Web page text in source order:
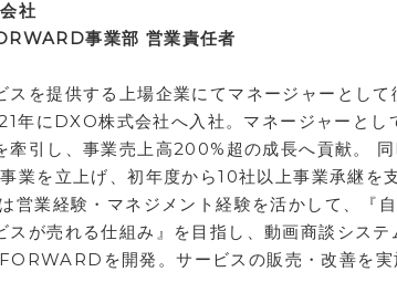
社
事業部 営業責任者
スを提供する上場企業にてマネージャーとして
年にDXO株式会社へ入社。マネージャーとし
牽引し、事業売上高200%超の成長へ貢献。
業を立上げ、初年度から10社以上事業承継を
営業経験・マネジメント経験を活かして、『自
スが売れる仕組み』を目指し、動画商談システ
を開発。サービスの販売・改善を実